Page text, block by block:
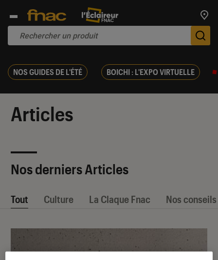
NOS GUIDES DE L'ÉTÉ BOICHI : L'EXPO VIRTUELLE
Articles
Nos derniers Articles
Tout Culture La Claque Fnac Nos conseils